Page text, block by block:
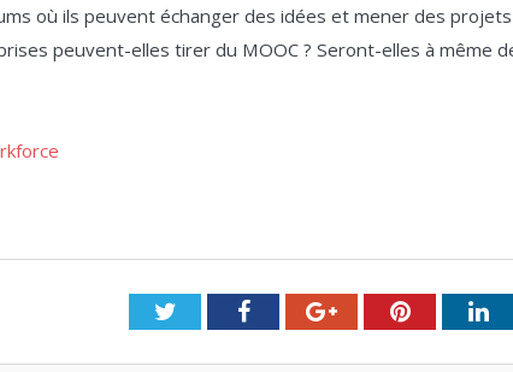
où ils peuvent échanger des idées et mener des
peuvent-elles tirer du MOOC ? Seront-elles à même
TwitterFacebookGoogle+Pinterest